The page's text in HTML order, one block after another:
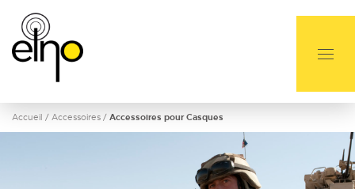
Accueil / Accessoires / Accessoires pour Casques